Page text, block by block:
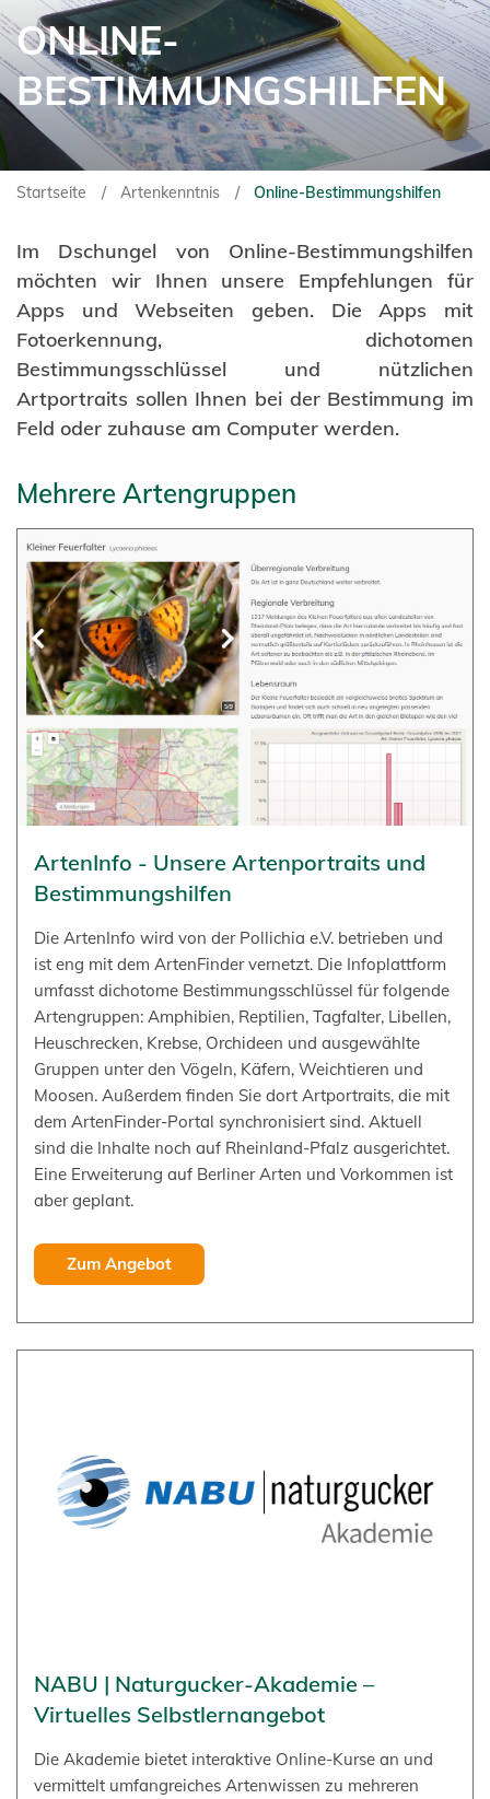
ONLINE-
BESTIMMUNGSHILFEN
Startseite Artenkenntnis Online-Bestimmungshilfen
Im Dschungel von Online-Bestimmungshilfen
möchten wir Ihnen unsere Empfehlungen für
Apps und Webseiten geben. Die Apps mit
Fotoerkennung, dichotomen
Bestimmungsschlüssel und nützlichen
Artportraits sollen Ihnen bei der Bestimmung im
Feld oder zuhause am Computer werden.
Mehrere Artengruppen
ArtenInfo - Unsere Artenportraits und
Bestimmungshilfen
Die ArtenInfo wird von der Pollichia e.V. betrieben und
ist eng mit dem ArtenFinder vernetzt. Die Infoplattform
umfasst dichotome Bestimmungsschlüssel für folgende
Artengruppen: Amphibien, Reptilien, Tagfalter, Libellen,
Heuschrecken, Krebse, Orchideen und ausgewählte
Gruppen unter den Vögeln, Käfern, Weichtieren und
Moosen. Außerdem finden Sie dort Artportraits, die mit
dem ArtenFinder-Portal synchronisiert sind. Aktuell
sind die Inhalte noch auf Rheinland-Pfalz ausgerichtet.
Eine Erweiterung auf Berliner Arten und Vorkommen ist
aber geplant.
Zum Angebot
NABU | Naturgucker-Akademie –
Virtuelles Selbstlernangebot
Die Akademie bietet interaktive Online-Kurse an und
vermittelt umfangreiches Artenwissen zu mehreren